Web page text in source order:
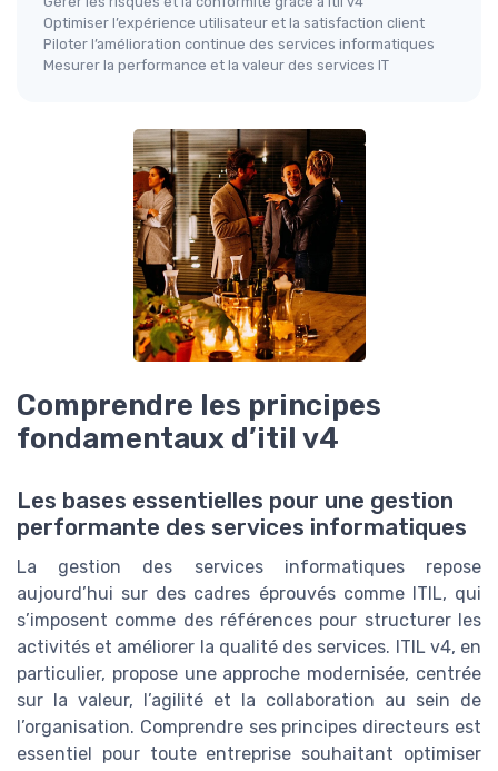
Optimiser l’expérience utilisateur et la satisfaction client
Piloter l’amélioration continue des services informatiques
Mesurer la performance et la valeur des services IT
Comprendre les principes
fondamentaux d’itil v4
Les bases essentielles pour une gestion
performante des services informatiques
La gestion des services informatiques repose
aujourd’hui sur des cadres éprouvés comme ITIL, qui
s’imposent comme des références pour structurer les
activités et améliorer la qualité des services. ITIL v4, en
particulier, propose une approche modernisée, centrée
sur la valeur, l’agilité et la collaboration au sein de
l’organisation. Comprendre ses principes directeurs est
essentiel pour toute entreprise souhaitant optimiser